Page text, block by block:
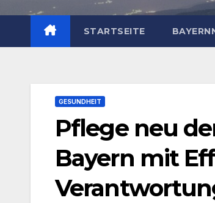
STARTSEITE
GESUNDHEIT
Pflege neu
Bayern mit